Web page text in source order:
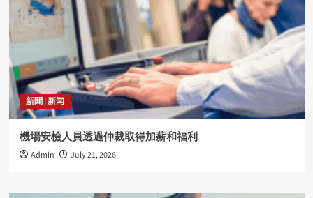
新聞 | 新闻
機場安檢人員透過仲裁取得加薪和福利
Admin July 21, 2026